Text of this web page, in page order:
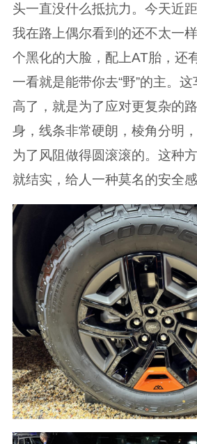
头一直没什么抵抗力。今天近
我在路上偶尔看到的还不太一
个黑化的大脸，配上AT胎，还
一看就是能带你去“野”的主。
高了，就是为了应对更复杂的
身，线条非常硬朗，棱角分明
为了风阻做得圆滚滚的。这种
就结实，给人一种莫名的安全感